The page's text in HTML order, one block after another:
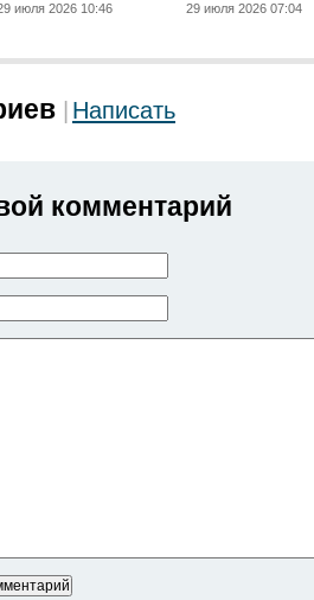
июля 2026 10:46 29 июля 2026 07:04
Написать
комментарий